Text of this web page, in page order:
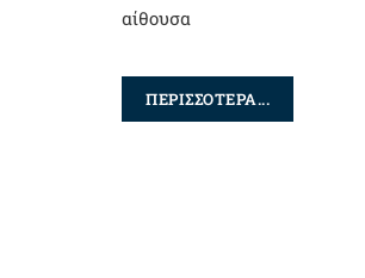
αίθουσα
ΠΕΡΙΣΣΟΤΕΡΑ...